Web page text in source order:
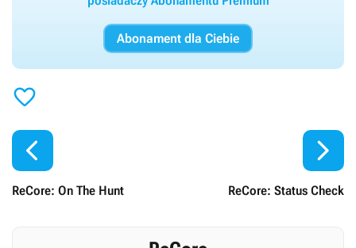
Abonament dla Ciebie


ReCore: On The Hunt ReCore: Status Check
